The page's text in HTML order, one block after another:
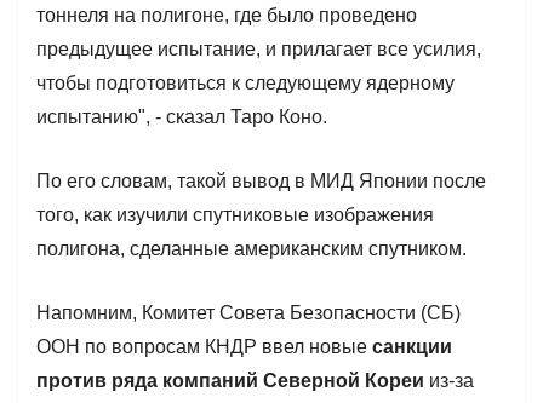
тоннеля на полигоне, где было проведено
предыдущее испытание, и прилагает все усилия,
чтобы подготовиться к следующему ядерному
испытанию", - сказал Таро Коно.
По его словам, такой вывод в МИД Японии после
того, как изучили спутниковые изображения
полигона, сделанные американским спутником.
Напомним, Комитет Совета Безопасности (СБ)
ООН по вопросам КНДР ввел новые санкции
против ряда компаний Северной Кореи из-за